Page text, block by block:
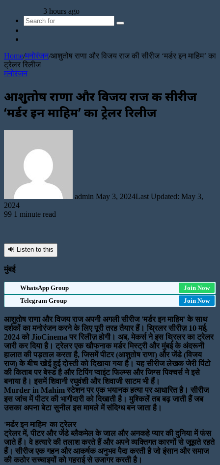
3 hours ago
Search
Home/मनोरंजन/आशुतोष राणा और विजय राज की सीरीज ‘मर्डर इन माहिम’ का
ट्रेलर रिलीज
मनोरंजन
आशुतोष राणा और विजय राज की सीरीज
‘मर्डर इन माहिम’ का ट्रेलर रिलीज
admin May 3, 2024Last Updated: May 3,
2024
99 1 minute read
🔊 Listen to this
मुंबई
WhatsApp Group
Join Now
Telegram Group
Join Now
आशुतोष राणा और विजय राज अपनी अगली सीरीज 'मर्डर इन माहिम' के साथ
दर्शकों का मनोरंजन करने के लिए पूरी तरह तैयार हैं। थ्रिलर सीरीज़ 10 मई,
2024 को JioCinema पर रिलीज़ होगी। अब, मेकर्स ने इस थ्रिलर का ट्रेलर
जारी कर दिया है। ट्रेलर एक खौफनाक मर्डर मिस्ट्री और मुंबई के अंदरूनी
हालात की पड़ताल करता है, जिसमें पीटर (आशुतोष राणा) और जेंडे (विजय
राज) के बीच खोई हुई दोस्ती को दिखाया गया है। यह सीरीज लेखक जेरी पिंटो
की किताब पर बेस्ड है और टिपिंग प्वाइंट फिल्म्स और जिग्स पिक्चर्स ने इसे
बनाया है। इसमें शिवानी रघुवंशी और शिवाजी साटम भी हैं।
Murder in Mahim स्टेशन पर एक भयानक हत्या पर आधारित है। सीरीज
इस जांच में पीटर की भागीदारी को दिखाती है। मुश्किलें तब बढ़ जाती हैं जब
उसका अपना बेटा सुनील इस मामले में संदिग्ध बन जाता है।
'मर्डर इन माहिम' का ट्रेलर
ट्रेलर में, पीटर और जेंडे ब्लैकमेल के जाल और अनकहे प्यार की दुनिया में फंस
जाते हैं। वे हत्यारे की तलाश करते हैं और अपने व्यक्तिगत कारणों से जूझते रहते
हैं। सीरीज एक गहन और आकर्षक अनुभव पैदा करती है जो इंसान और समाज
की कठोर सच्चाइयों को गहराई से उजागर करती है।